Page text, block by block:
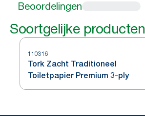
Beoordelingen
Soortgelijke producten
110316
Tork Zacht Traditioneel
Toiletpapier Premium 3-ply